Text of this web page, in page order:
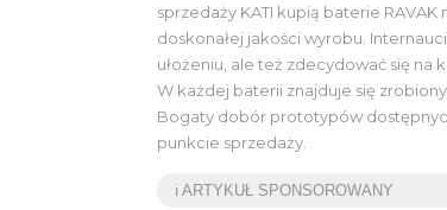
sprzedaży KATI kupią baterie
doskonałej jakości wyrobu.
ułożeniu, ale też zdecydować się na
W każdej baterii znajduje się
Bogaty dobór prototypów
punkcie sprzedaży.
ℹ️ ARTYKUŁ SPONSOROWANY